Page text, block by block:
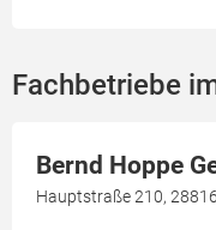
Fachbetriebe
Bernd Hoppe
Hauptstraße 210,